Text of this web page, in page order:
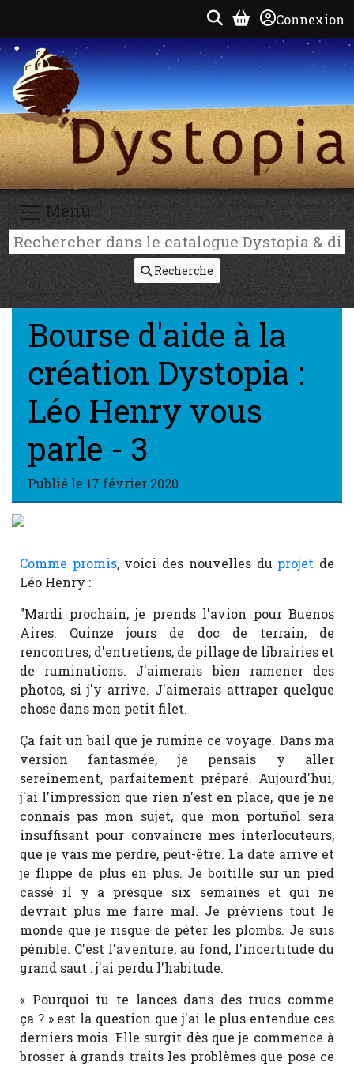
Connexion
Menu
Recherche
Bourse d'aide à la
création Dystopia :
Léo Henry vous
parle - 3
Publié le 17 février 2020
Comme promis, voici des nouvelles du projet de
Léo Henry :
"Mardi prochain, je prends l'avion pour Buenos
Aires. Quinze jours de doc de terrain, de
rencontres, d'entretiens, de pillage de librairies et
de ruminations. J'aimerais bien ramener des
photos, si j'y arrive. J'aimerais attraper quelque
chose dans mon petit filet.
Ça fait un bail que je rumine ce voyage. Dans ma
version fantasmée, je pensais y aller
sereinement, parfaitement préparé. Aujourd'hui,
j'ai l'impression que rien n'est en place, que je ne
connais pas mon sujet, que mon portuñol sera
insuffisant pour convaincre mes interlocuteurs,
que je vais me perdre, peut-être. La date arrive et
je flippe de plus en plus. Je boitille sur un pied
cassé il y a presque six semaines et qui ne
devrait plus me faire mal. Je préviens tout le
monde que je risque de péter les plombs. Je suis
pénible. C'est l'aventure, au fond, l'incertitude du
grand saut : j'ai perdu l'habitude.
« Pourquoi tu te lances dans des trucs comme
ça ? » est la question que j'ai le plus entendue ces
derniers mois. Elle surgit dès que je commence à
brosser à grands traits les problèmes que pose ce